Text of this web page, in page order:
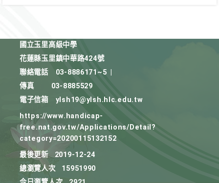
國立玉里高級中學
花蓮縣玉里鎮中華路424號
聯絡電話
03-8886171~5
傳真
03-8885529
電子信箱
ylsh19@ylsh.hlc.edu.tw
https://www.handicap-
free.nat.gov.tw/Applications/Detail?
category=20200115132152
最後更新
2019-12-24
總瀏覽人次
15951990